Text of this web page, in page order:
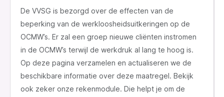
De VVSG is bezorgd over de effecten van de
beperking van de werkloosheidsuitkeringen op de
OCMW’s. Er zal een groep nieuwe cliënten instromen
in de OCMW’s terwijl de werkdruk al lang te hoog is.
Op deze pagina verzamelen en actualiseren we de
beschikbare informatie over deze maatregel. Bekijk
ook zeker onze rekenmodule. Die helpt je om de